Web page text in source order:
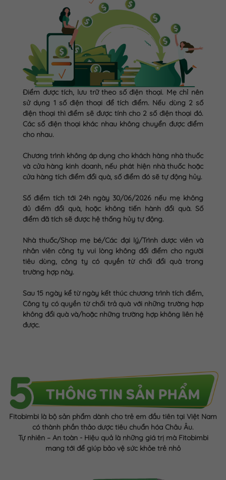
Điểm được tích, lưu trữ theo số điện thoại. Mẹ chỉ nên
sử dụng 1 số điện thoại để tích điểm. Nếu dùng 2 số
điện thoại thì điểm sẽ được tính cho 2 số điện thoại đó.
Các số điện thoại khác nhau không chuyển được điểm
cho nhau.
Chương trình không áp dụng cho khách hàng nhà thuốc
và cửa hàng kinh doanh, nếu phát hiện nhà thuốc hoặc
cửa hàng tích điểm đổi quà, số điểm đó sẽ tự động hủy.
Số điểm tích tới 24h ngày 30/06/2026 nếu mẹ không
đủ điểm đổi quà, hoặc không tiến hành đổi quà. Số
điểm đã tích sẽ được hệ thống hủy tự động.
Nhà thuốc/Shop mẹ bé/Các đại lý/Trình dược viên và
nhân viên công ty vui lòng không đổi điểm cho người
tiêu dùng, công ty có quyền từ chối đổi quà trong
trường hợp này.
Sau 15 ngày kể từ ngày kết thúc chương trình tích điểm,
Công ty có quyền từ chối trả quà với những trường hợp
không đổi quà và/hoặc những trường hợp không liên hệ
được.
Fitobimbi là bộ sản phẩm dành cho trẻ em đầu tiên tại Việt Nam
có thành phần thảo dược tiêu chuẩn hóa Châu Âu.
Tự nhiên – An toàn - Hiệu quả là những giá trị mà Fitobimbi
mang tới để giúp bảo vệ sức khỏe trẻ nhỏ